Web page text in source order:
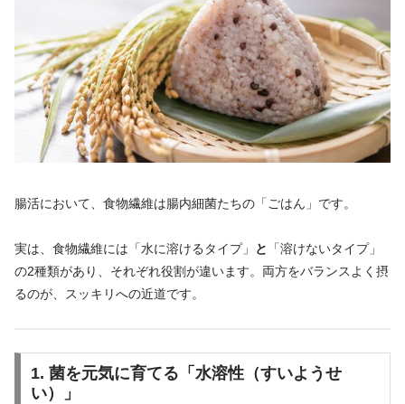
腸活において、食物繊維は腸内細菌たちの「ごはん」です。
実は、食物繊維には「水に溶けるタイプ」 と
「溶けないタイプ」
の2種類があり、それぞれ役割が違います。両方をバランスよく摂
るのが、スッキリへの近道です。
1. 菌を元気に育てる「水溶性（すいようせ
い）」